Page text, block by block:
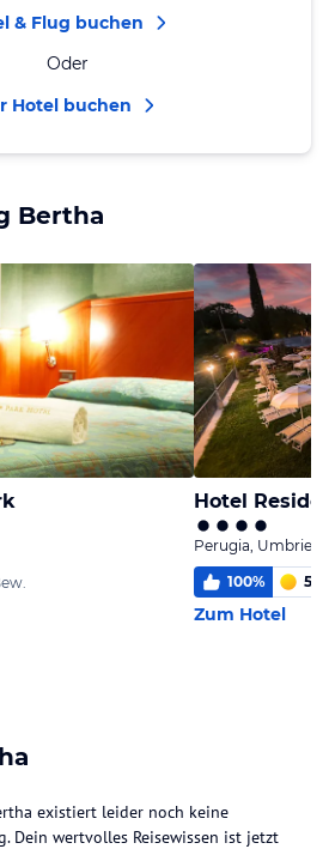
& Flug buchen
Oder
Hotel buchen
Bertha
Hotel
Perugia, Umbrien
100% 5,5
Zum Hotel
existiert leider noch keine
Dein wertvolles Reisewissen ist jetzt